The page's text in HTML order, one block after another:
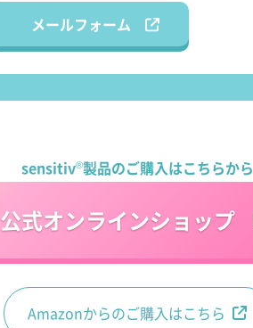
メールフォーム
sensitiv®製品のご購入はこちらから
公式オンラインショップ
Amazonからのご購入はこちら